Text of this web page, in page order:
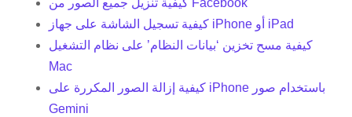
كيفية تنزيل جميع الصور من Facebook
كيفية تسجيل الشاشة على جهاز iPhone أو iPad
كيفية مسح تخزين ‘بيانات النظام’ على نظام التشغيل
Mac
كيفية إزالة الصور المكررة على iPhone باستخدام صور
Gemini